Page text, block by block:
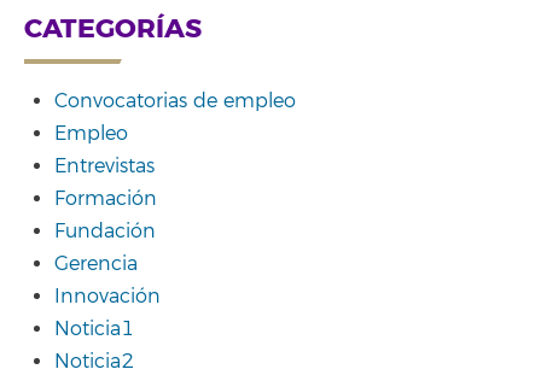
CATEGORÍAS
Convocatorias de empleo
Empleo
Entrevistas
Formación
Fundación
Gerencia
Innovación
Noticia1
Noticia2